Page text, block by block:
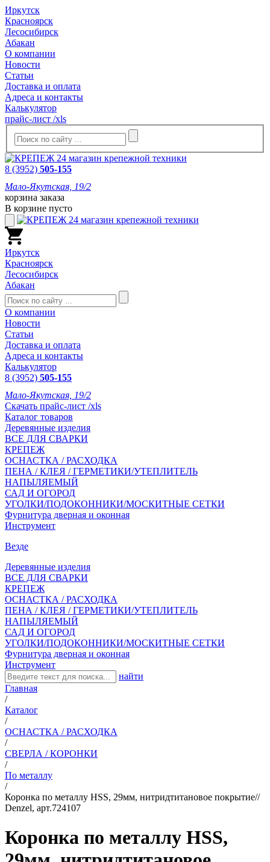
Иркутск
Красноярск
Лесосибирск
Абакан
О компании
Новости
Статьи
Доставка и оплата
Адреса и контакты
Калькулятор
прайс-лист /xls
8 (3952) 505-155
Мало-Якутская, 19/2
корзина заказа
В корзине пусто
Иркутск
Красноярск
Лесосибирск
Абакан
О компании
Новости
Статьи
Доставка и оплата
Адреса и контакты
Калькулятор
8 (3952) 505-155
Мало-Якутская, 19/2
Скачать прайс-лист /xls
Каталог товаров
Деревянные изделия
ВСЕ ДЛЯ СВАРКИ
КРЕПЕЖ
ОСНАСТКА / РАСХОДКА
ПЕНА / КЛЕЯ / ГЕРМЕТИКИ/УТЕПЛИТЕЛЬ
НАПЫЛЯЕМЫЙ
САД И ОГОРОД
УГОЛКИ/ПОДОКОННИКИ/МОСКИТНЫЕ СЕТКИ
Фурнитура дверная и оконная
Инструмент
Везде
Деревянные изделия
ВСЕ ДЛЯ СВАРКИ
КРЕПЕЖ
ОСНАСТКА / РАСХОДКА
ПЕНА / КЛЕЯ / ГЕРМЕТИКИ/УТЕПЛИТЕЛЬ
НАПЫЛЯЕМЫЙ
САД И ОГОРОД
УГОЛКИ/ПОДОКОННИКИ/МОСКИТНЫЕ СЕТКИ
Фурнитура дверная и оконная
Инструмент
найти
Главная
/
Каталог
/
ОСНАСТКА / РАСХОДКА
/
СВЕРЛА / КОРОНКИ
/
По металлу
/
Коронка по металлу HSS, 29мм, нитридтитановое покрытие//
Denzel, арт.724107
Коронка по металлу HSS,